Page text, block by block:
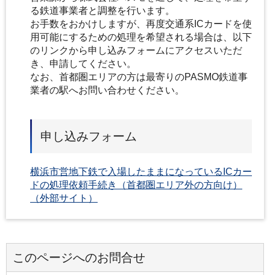
る鉄道事業者と調整を行います。
お手数をおかけしますが、再度交通系ICカードを使
用可能にするための処理を希望される場合は、以下
のリンクから申し込みフォームにアクセスいただ
き、申請してください。
なお、首都圏エリアの方は最寄りのPASMO鉄道事
業者の駅へお問い合わせください。
申し込みフォーム
横浜市営地下鉄で入場したままになっているICカー
ドの処理依頼手続き（首都圏エリア外の方向け）
（外部サイト）
このページへのお問合せ